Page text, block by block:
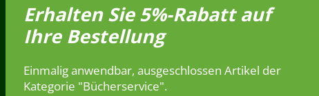
Erhalten Sie 5%-Rabatt auf
Ihre Bestellung
Einmalig anwendbar, ausgeschlossen Artikel der
Kategorie "Bücherservice".